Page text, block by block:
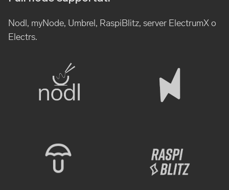
Nodl, myNode, Umbrel, RaspiBlitz, server ElectrumX o
Electrs.